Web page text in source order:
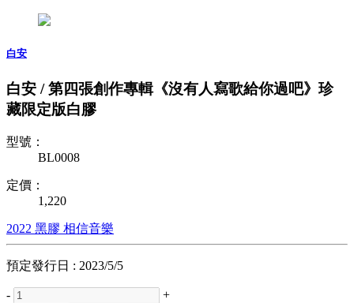
白安
白安 / 第四張創作專輯《沒有人寫歌給你過吧》珍
藏限定版白膠
型號：
BL0008
定價：
1,220
2022 黑膠 相信音樂
預定發行日 : 2023/5/5
- +